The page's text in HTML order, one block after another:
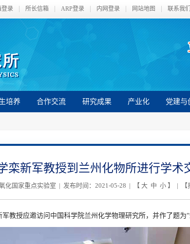
登录 所长信箱 ARP登录 内网登录 网站地图 联系我们
培养 合作交流 研究成果 产业化 党建与
栾新军教授到兰州化物所进行学术
化国家重点实验室 | 发布时间：2021-05-28 | 【 大 中 小】 | 【
授应邀访问中国科学院兰州化学物理研究所，并作了题为“